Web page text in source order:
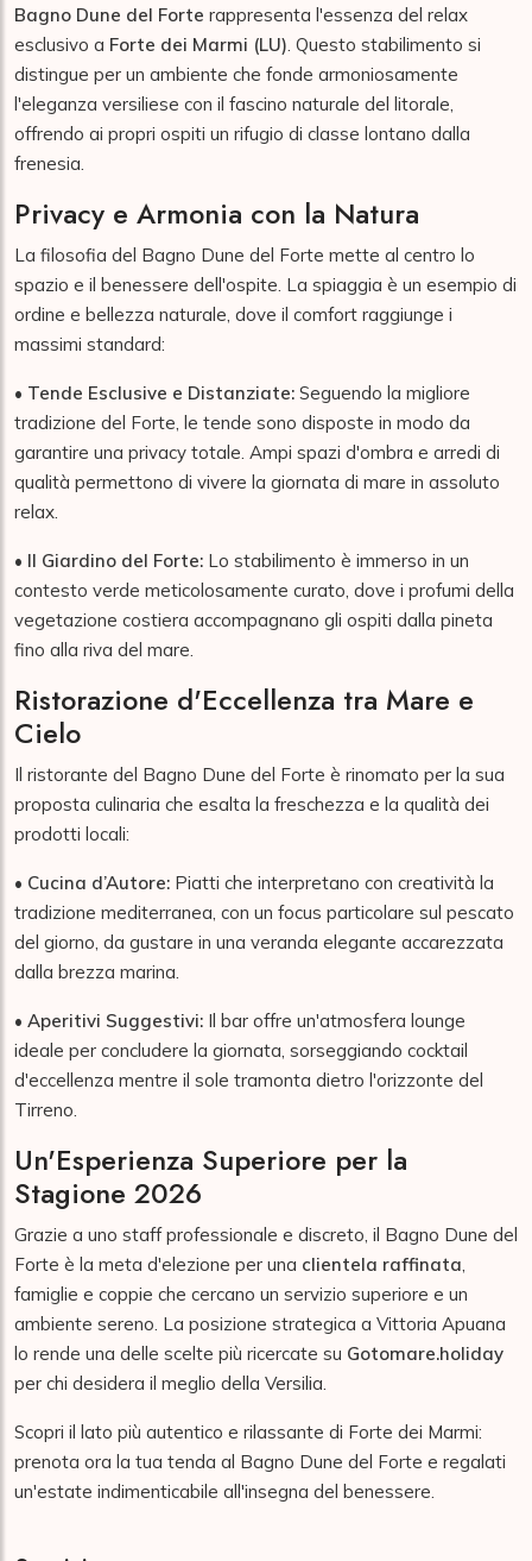
Bagno Dune del Forte rappresenta l'essenza del relax
esclusivo a Forte dei Marmi (LU) . Questo stabilimento si
distingue per un ambiente che fonde armoniosamente
l'eleganza versiliese con il fascino naturale del litorale,
offrendo ai propri ospiti un rifugio di classe lontano dalla
frenesia.
Privacy e Armonia con la Natura
La filosofia del Bagno Dune del Forte mette al centro lo
spazio e il benessere dell'ospite. La spiaggia è un esempio di
ordine e bellezza naturale, dove il comfort raggiunge i
massimi standard:
• Tende Esclusive e Distanziate: Seguendo la migliore
tradizione del Forte, le tende sono disposte in modo da
garantire una privacy totale. Ampi spazi d'ombra e arredi di
qualità permettono di vivere la giornata di mare in assoluto
relax.
• Il Giardino del Forte: Lo stabilimento è immerso in un
contesto verde meticolosamente curato, dove i profumi della
vegetazione costiera accompagnano gli ospiti dalla pineta
fino alla riva del mare.
Ristorazione d'Eccellenza tra Mare e
Cielo
Il ristorante del Bagno Dune del Forte è rinomato per la sua
proposta culinaria che esalta la freschezza e la qualità dei
prodotti locali:
• Cucina d’Autore: Piatti che interpretano con creatività la
tradizione mediterranea, con un focus particolare sul pescato
del giorno, da gustare in una veranda elegante accarezzata
dalla brezza marina.
• Aperitivi Suggestivi: Il bar offre un'atmosfera lounge
ideale per concludere la giornata, sorseggiando cocktail
d'eccellenza mentre il sole tramonta dietro l'orizzonte del
Tirreno.
Un'Esperienza Superiore per la
Stagione 2026
Grazie a uno staff professionale e discreto, il Bagno Dune del
Forte è la meta d'elezione per una clientela raffinata
famiglie e coppie che cercano un servizio superiore e un
ambiente sereno. La posizione strategica a Vittoria Apuana
lo rende una delle scelte più ricercate su Gotomare.holiday
per chi desidera il meglio della Versilia.
Scopri il lato più autentico e rilassante di Forte dei Marmi:
prenota ora la tua tenda al Bagno Dune del Forte e regalati
un'estate indimenticabile all'insegna del benessere.